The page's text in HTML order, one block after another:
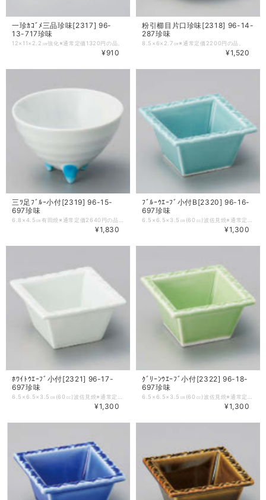
一珍ｶｺﾞﾒ三品珍味[2317] 96-
13-717珍味
12×11×2.2㎝強化※通常定価1320円の品。
¥910
粉引櫛目片口珍味[2318] 96-14-
287珍味
8.5×6×2.7㎝※通常定価2200円の品。
¥1,520
三ﾂ足ﾌﾞﾙｰ小付[2319] 96-15-
697珍味
¥1,830
ﾌﾞﾙｰｳｴｰﾌﾞ小付B[2320] 96-16-
697珍味
¥1,300
ﾎﾜｲﾄｳｴｰﾌﾞ小付[2321] 96-17-
697珍味
¥1,300
ｸﾞﾘｰﾝｳｴｰﾌﾞ小付[2322] 96-18-
697珍味
¥1,300